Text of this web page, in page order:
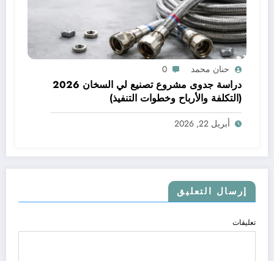
حنان محمد 0
دراسة جدوى مشروع تصنيع لي السخان 2026
(التكلفة والأرباح وخطوات التنفيذ)
أبريل 22, 2026
إرسال التعليق
تعليقات